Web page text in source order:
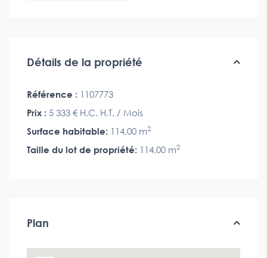
Détails de la propriété
Référence : 1107773
Prix : 5 333 € H.C. H.T. / Mois
Surface habitable: 114,00 m2
Taille du lot de propriété: 114,00 m2
Plan